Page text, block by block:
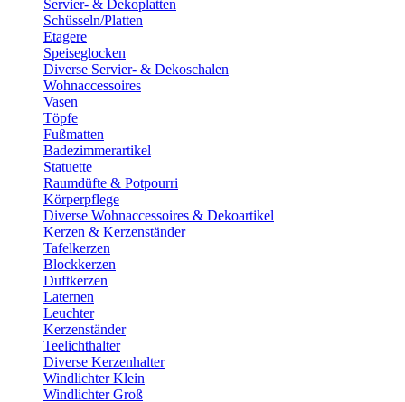
Servier- & Dekoplatten
Schüsseln/Platten
Etagere
Speiseglocken
Diverse Servier- & Dekoschalen
Wohnaccessoires
Vasen
Töpfe
Fußmatten
Badezimmerartikel
Statuette
Raumdüfte & Potpourri
Körperpflege
Diverse Wohnaccessoires & Dekoartikel
Kerzen & Kerzenständer
Tafelkerzen
Blockkerzen
Duftkerzen
Laternen
Leuchter
Kerzenständer
Teelichthalter
Diverse Kerzenhalter
Windlichter Klein
Windlichter Groß